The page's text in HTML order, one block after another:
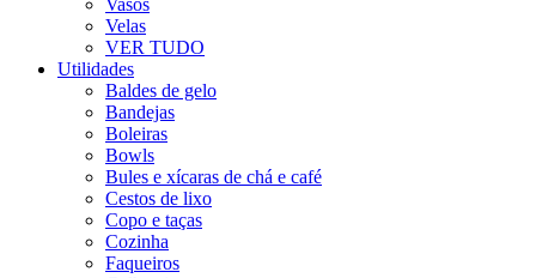
Vasos
Velas
VER TUDO
Utilidades
Baldes de gelo
Bandejas
Boleiras
Bowls
Bules e xícaras de chá e café
Cestos de lixo
Copo e taças
Cozinha
Faqueiros